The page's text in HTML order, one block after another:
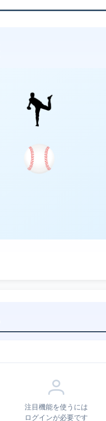
注目機能を使うには
ログインが必要です